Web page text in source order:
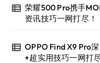
荣耀500 Pro携手
资讯技巧一网打尽！
OPPO Find X9 Pro
+超实用技巧一网打尽